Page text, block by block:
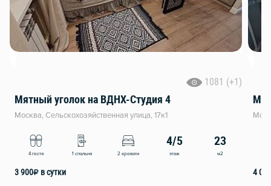
1081 (+1)
Мятный уголок на ВДНХ-Студия 4
Москва, Сельскохозяйственная улица, 17к1
4 гостя 1 спальня 2 кровати
4/5
этаж
23
м2
3 900₽ в сутки 4 000